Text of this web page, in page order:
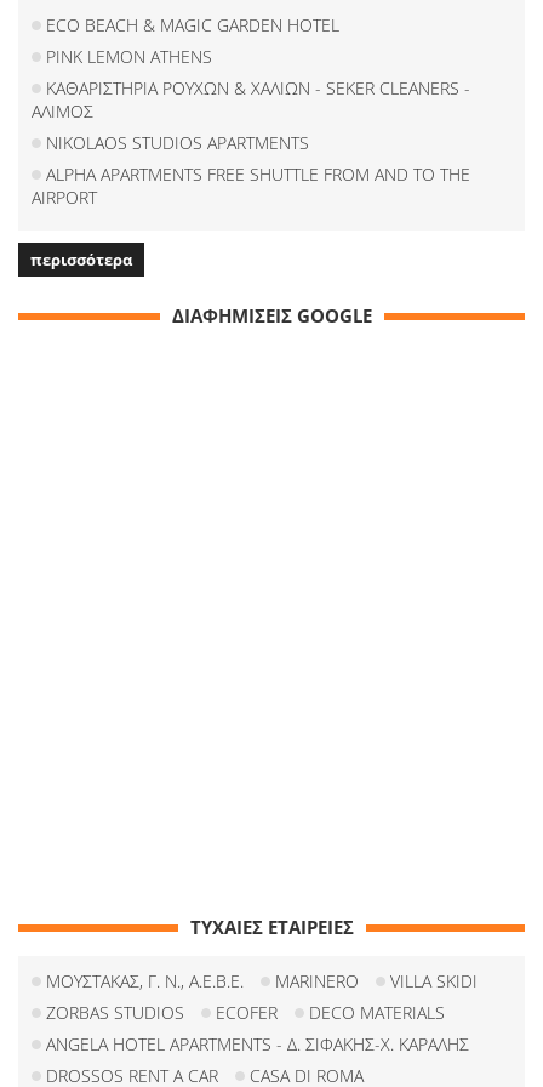
ECO BEACH & MAGIC GARDEN HOTEL
PINK LEMON ATHENS
ΚΑΘΑΡΙΣΤΗΡΙΑ ΡΟΥΧΩΝ & ΧΑΛΙΩΝ - SEKER CLEANERS -
ΑΛΙΜΟΣ
NIKOLAOS STUDIOS APARTMENTS
ALPHA APARTMENTS FREE SHUTTLE FROM AND TO THE
AIRPORT
περισσότερα
ΔΙΑΦΗΜΙΣΕΙΣ GOOGLE
ΤΥΧΑΙΕΣ ΕΤΑΙΡΕΙΕΣ
ΜΟΥΣΤΑΚΑΣ, Γ. Ν., Α.Ε.Β.Ε. MARINERO
VILLA SKIDI
ZORBAS STUDIOS
ECOFER
DECO MATERIALS
ANGELA HOTEL APARTMENTS - Δ. ΣΙΦΑΚΗΣ-Χ. ΚΑΡAΛΗΣ
DROSSOS RENT A CAR
CASA DI ROMA